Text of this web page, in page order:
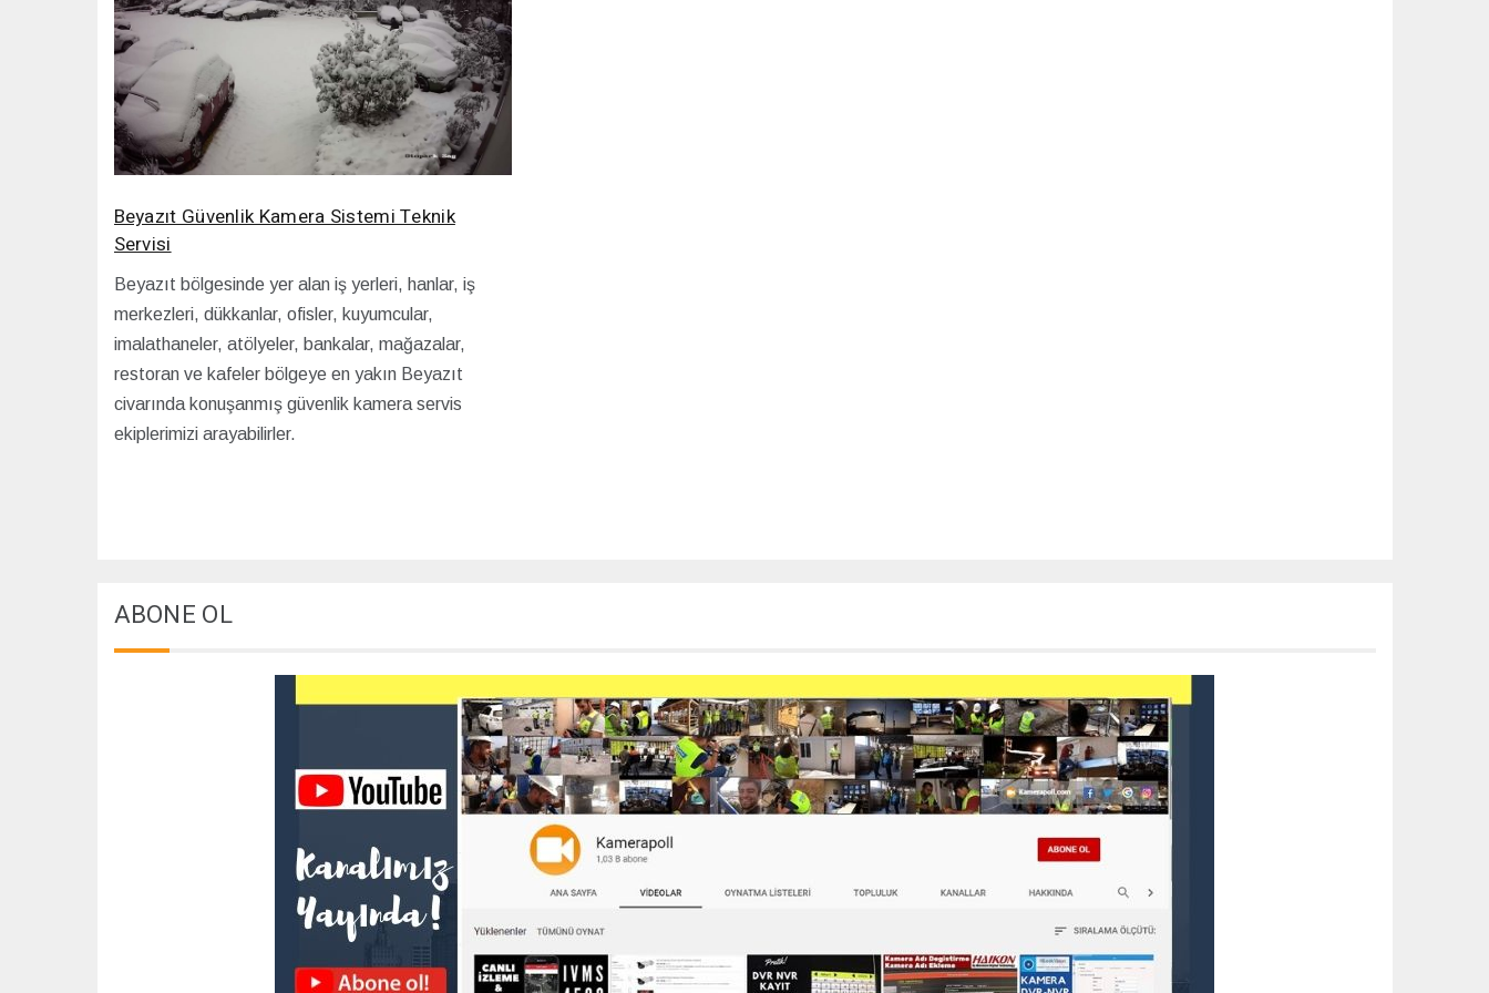
Beyazıt Güvenlik Kamera Sistemi Teknik
Servisi
Beyazıt bölgesinde yer alan iş yerleri, hanlar, iş
merkezleri, dükkanlar, ofisler, kuyumcular,
imalathaneler, atölyeler, bankalar, mağazalar,
restoran ve kafeler bölgeye en yakın Beyazıt
civarında konuşanmış güvenlik kamera servis
ekiplerimizi arayabilirler.
ABONE OL